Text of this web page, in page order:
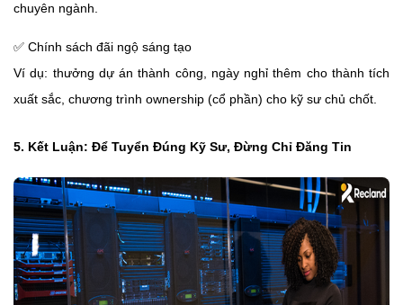
chuyên ngành.
✅ Chính sách đãi ngộ sáng tạo
Ví dụ: thưởng dự án thành công, ngày nghỉ thêm cho thành tích
xuất sắc, chương trình ownership (cổ phần) cho kỹ sư chủ chốt.
5. Kết Luận: Để Tuyển Đúng Kỹ Sư, Đừng Chỉ Đăng Tin